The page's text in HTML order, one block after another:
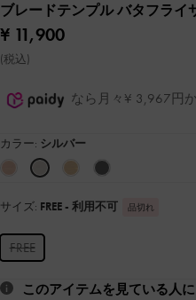
ブレードテンプル バタフライ
¥ 11,900
(税込)
なら月々¥ 3,967円
カラー: シルバー
サイズ: FREE - 利用不可 品切れ
FREE
このアイテムを見ている人